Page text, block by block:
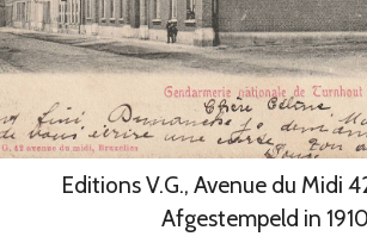
Editions V.G., Avenue du Midi
Afgestempeld in 1910